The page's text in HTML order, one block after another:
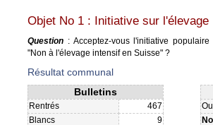
Objet No 1 : Initiative sur l'élevage
Question : Acceptez-vous l'initiative
"Non à l'élevage intensif en Suisse" ?
Résultat communal
Bulletins
Rentrés 467
Blancs
9